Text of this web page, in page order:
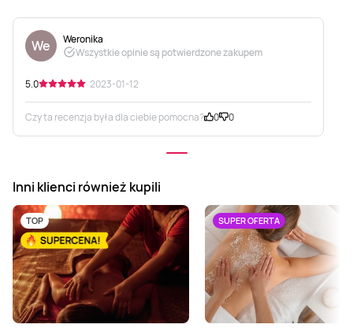
We
Weronika
Wszystkie opinie są potwierdzone zakupem
5.0 · 2023-01-12
Czy ta recenzja była dla ciebie pomocna? 0 0
Inni klienci również kupili
TOP SUPER OFERTA